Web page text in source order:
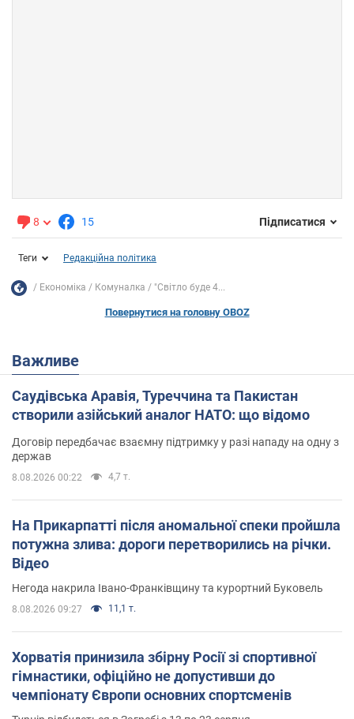
8 15 Підписатися
Теги Редакційна політика
Економіка Комуналка "Світло буде 4...
Повернутися на головну OBOZ
Важливе
Саудівська Аравія, Туреччина та Пакистан
створили азійський аналог НАТО: що відомо
Договір передбачає взаємну підтримку у разі нападу на одну з
держав
8.08.2026 00:22 4,7 т.
На Прикарпатті після аномальної спеки пройшла
потужна злива: дороги перетворились на річки.
Відео
Негода накрила Івано-Франківщину та курортний Буковель
8.08.2026 09:27 11,1 т.
Хорватія принизила збірну Росії зі спортивної
гімнастики, офіційно не допустивши до
чемпіонату Європи основних спортсменів